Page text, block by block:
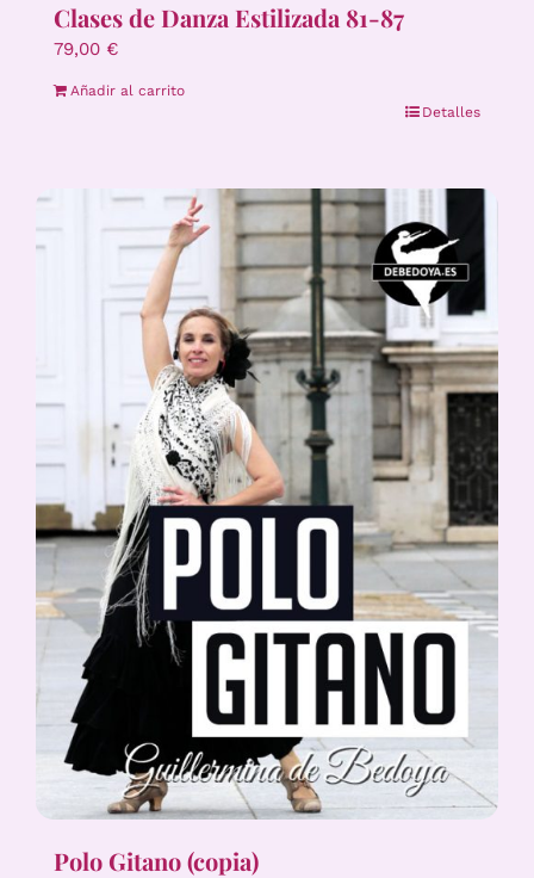
Clases de Danza Estilizada 81-87
79,00 €
Añadir al carrito
Detalles
Polo Gitano (copia)